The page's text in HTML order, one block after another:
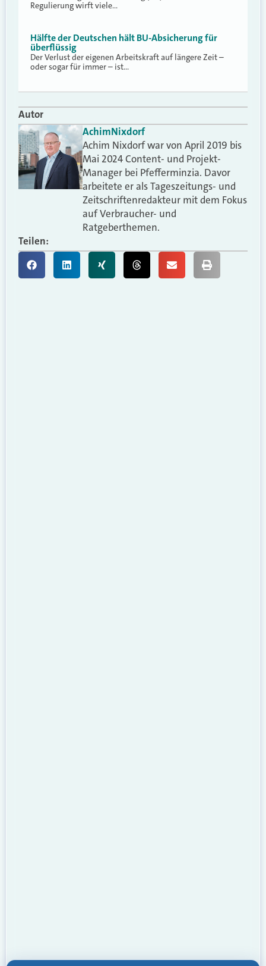
Regulierung wirft viele…
Hälfte der Deutschen hält BU-Absicherung für
überflüssig
Der Verlust der eigenen Arbeitskraft auf längere Zeit –
oder sogar für immer – ist…
Autor
AchimNixdorf
Achim Nixdorf war von April 2019 bis
Mai 2024 Content- und Projekt-
Manager bei Pfefferminzia. Davor
arbeitete er als Tageszeitungs- und
Zeitschriftenredakteur mit dem Fokus
auf Verbraucher- und
Ratgeberthemen.
Teilen: